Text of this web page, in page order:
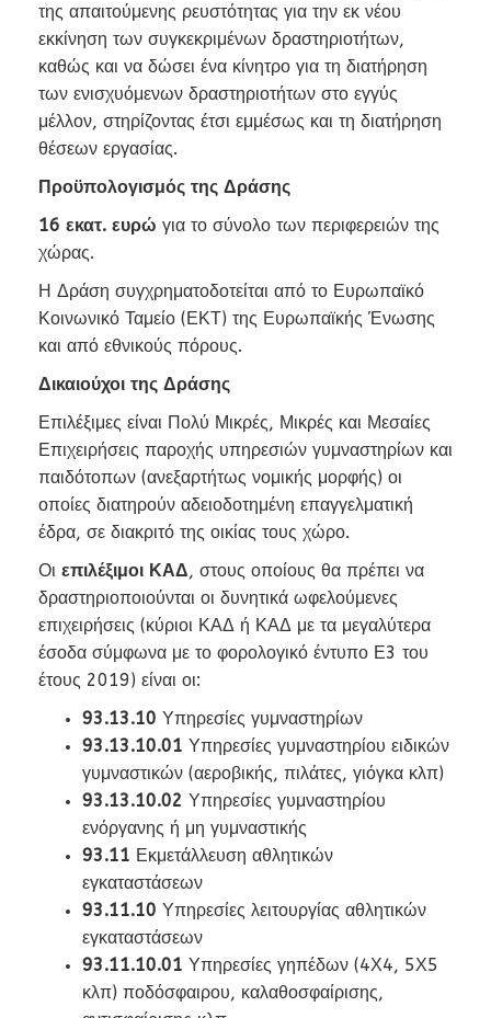
της απαιτούμενης ρευστότητας για την εκ νέου
εκκίνηση των συγκεκριμένων δραστηριοτήτων,
καθώς και να δώσει ένα κίνητρο για τη διατήρηση
των ενισχυόμενων δραστηριοτήτων στο εγγύς
μέλλον, στηρίζοντας έτσι εμμέσως και τη διατήρηση
θέσεων εργασίας.
Προϋπολογισμός της Δράσης
16 εκατ. ευρώ για το σύνολο των περιφερειών της
χώρας.
Η Δράση συγχρηματοδοτείται από το Ευρωπαϊκό
Κοινωνικό Ταμείο (ΕΚΤ) της Ευρωπαϊκής Ένωσης
και από εθνικούς πόρους.
Δικαιούχοι της Δράσης
Επιλέξιμες είναι Πολύ Μικρές, Μικρές και Μεσαίες
Επιχειρήσεις παροχής υπηρεσιών γυμναστηρίων και
παιδότοπων (ανεξαρτήτως νομικής μορφής) οι
οποίες διατηρούν αδειοδοτημένη επαγγελματική
έδρα, σε διακριτό της οικίας τους χώρο.
Οι επιλέξιμοι ΚΑΔ, στους οποίους θα πρέπει να
δραστηριοποιούνται οι δυνητικά ωφελούμενες
επιχειρήσεις (κύριοι ΚΑΔ ή ΚΑΔ με τα μεγαλύτερα
έσοδα σύμφωνα με το φορολογικό έντυπο Ε3 του
έτους 2019) είναι οι:
93.13.10 Υπηρεσίες γυμναστηρίων
93.13.10.01 Υπηρεσίες γυμναστηρίου ειδικών
γυμναστικών (αεροβικής, πιλάτες, γιόγκα κλπ)
93.13.10.02 Υπηρεσίες γυμναστηρίου
ενόργανης ή μη γυμναστικής
93.11 Εκμετάλλευση αθλητικών
εγκαταστάσεων
93.11.10 Υπηρεσίες λειτουργίας αθλητικών
εγκαταστάσεων
93.11.10.01 Υπηρεσίες γηπέδων (4Χ4, 5Χ5
κλπ) ποδόσφαιρου, καλαθοσφαίρισης,